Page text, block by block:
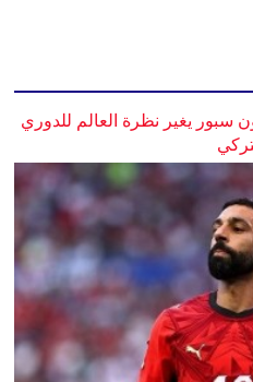
سبور يغير نظرة العالم للدوري